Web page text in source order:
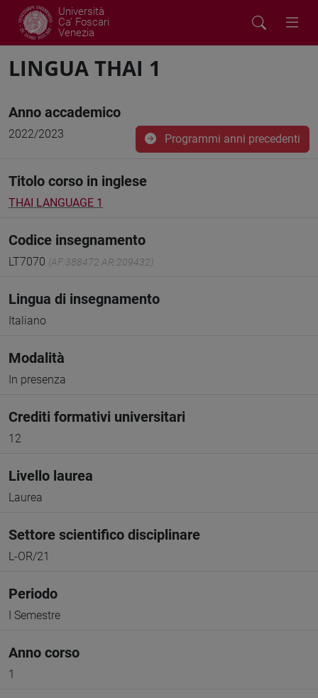
Università
Ca' Foscari
Venezia
LINGUA THAI 1
Anno accademico
2022/2023 Programmi anni precedenti
Titolo corso in inglese
THAI LANGUAGE 1
Codice insegnamento
LT7070 (AF:388472 AR:209432)
Lingua di insegnamento
Italiano
Modalità
In presenza
Crediti formativi universitari
12
Livello laurea
Laurea
Settore scientifico disciplinare
L-OR/21
Periodo
I Semestre
Anno corso
1